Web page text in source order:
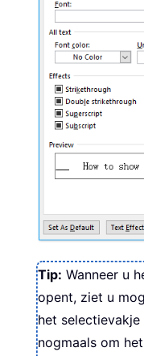
Tip: Wanneer u
opent, ziet u
het
nogmaals om